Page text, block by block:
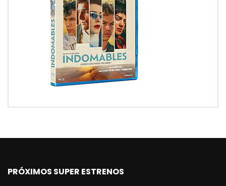
PRÓXIMOS SUPER ESTRENOS